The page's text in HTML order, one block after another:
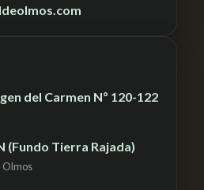
del Carmen Nº 120-122
(Fundo Tierra Rajada)
Olmos